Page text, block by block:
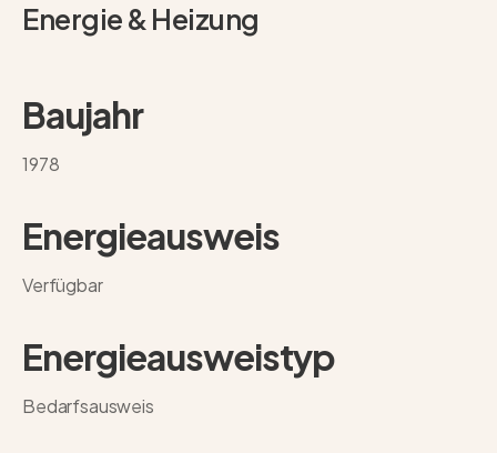
Energie & Heizung
Baujahr
1978
Energieausweis
Verfügbar
Energie­ausweistyp
Bedarfsausweis